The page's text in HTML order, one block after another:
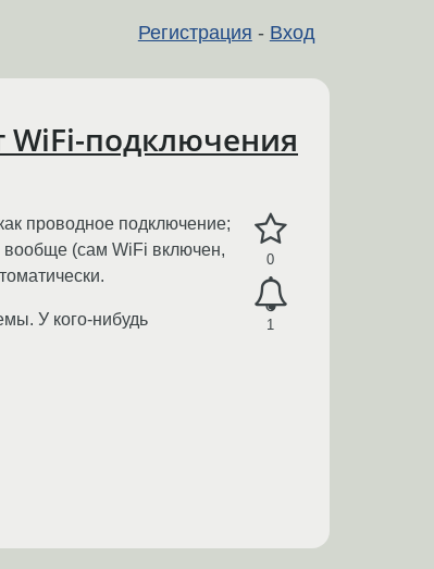
Регистрация - Вход
WiFi-подключения
0
1
проводное подключение;
вообще (сам WiFi включен,
У кого-нибудь